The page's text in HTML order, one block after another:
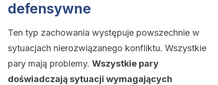
defensywne
Ten typ zachowania występuje powszechnie w
sytuacjach nierozwiązanego konfliktu. Wszystkie
pary mają problemy. Wszystkie pary
doświadczają sytuacji wymagających